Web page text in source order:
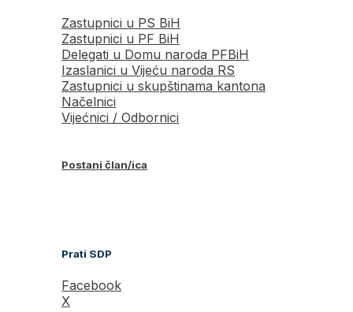
Zastupnici u PS BiH
Zastupnici u PF BiH
Delegati u Domu naroda PFBiH
Izaslanici u Vijeću naroda RS
Zastupnici u skupštinama kantona
Načelnici
Vijećnici / Odbornici
Postani član/ica
Prati SDP
Facebook
X